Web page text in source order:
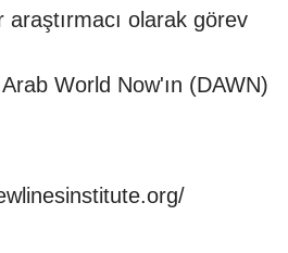
olarak görev
World Now'ın (DAWN)